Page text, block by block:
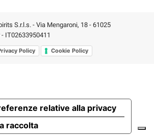
S.r.l.s. - Via Mengaroni, 18 - 61025
IT02633950411
Policy Cookie Policy
raccolta
relative alla privacy